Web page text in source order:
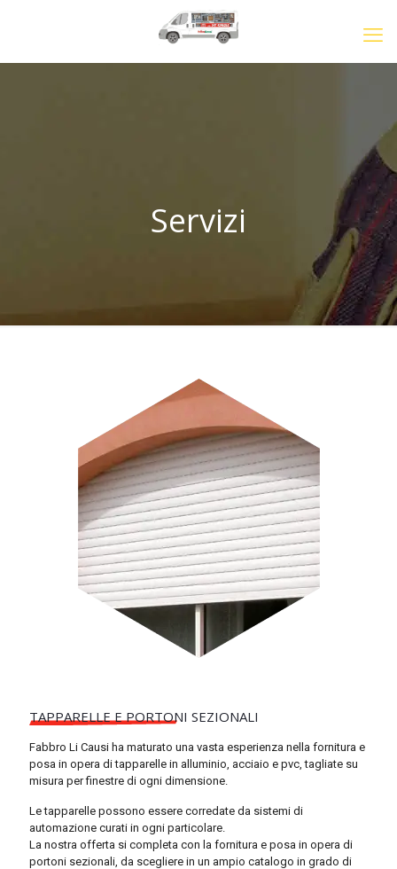
Servizi
TAPPARELLE E PORTONI SEZIONALI
Fabbro Li Causi ha maturato una vasta esperienza nella fornitura e
posa in opera di tapparelle in alluminio, acciaio e pvc, tagliate su
misura per finestre di ogni dimensione.
Le tapparelle possono essere corredate da sistemi di
automazione curati in ogni particolare.
La nostra offerta si completa con la fornitura e posa in opera di
portoni sezionali, da scegliere in un ampio catalogo in grado di